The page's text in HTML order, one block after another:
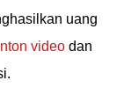
uang
video dan